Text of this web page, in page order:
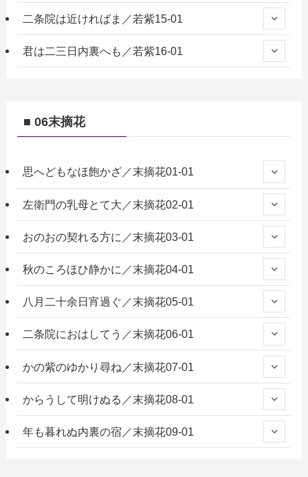
二条院は近ければま／若紫15-01
君は二三日内裏へも／若紫16-01
■ 06末摘花
思へどもなほ飽かざ／末摘花01-01
左衛門の乳母とて大／末摘花02-01
おのおの契れる方に／末摘花03-01
秋のころほひ静かに／末摘花04-01
八月二十余日宵過ぐ／末摘花05-01
二条院におはしてう／末摘花06-01
かの紫のゆかり尋ね／末摘花07-01
からうして明けぬる／末摘花08-01
年も暮れぬ内裏の宿／末摘花09-01